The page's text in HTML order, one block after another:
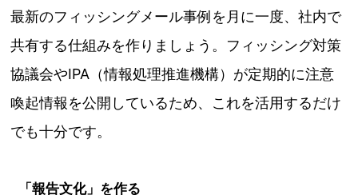
最新のフィッシングメール事例を月に一度、社内で
共有する仕組みを作りましょう。フィッシング対策
協議会やIPA（情報処理推進機構）が定期的に注意
喚起情報を公開しているため、これを活用するだけ
でも十分です。
「報告文化」を作る